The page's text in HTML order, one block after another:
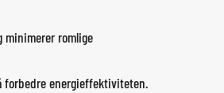
minimerer romlige
energieffektiviteten.